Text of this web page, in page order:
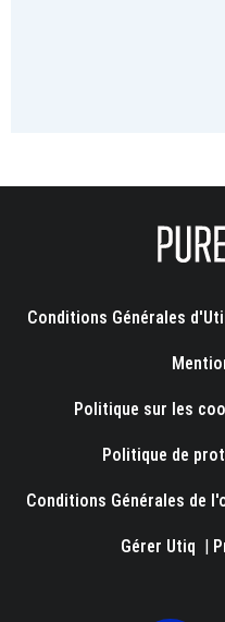
Conditions Générales
Politique sur les
Politique de
Conditions Générales de
Gérer Utiq |